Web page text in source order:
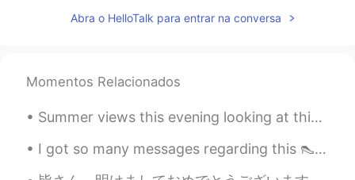
@Yacine Bahnana 沢山もらってください
Yacine Bahnana
から楽しいです😎
Abra o HelloTalk para entrar na conversa
Momentos Relacionados
Summer views this evening looking at this beautiful view in "Nutchett , Massachusetts this area r...
I got so many messages regarding this 👠💖😁😂 It is perfume from Dubai one is like rose other ...